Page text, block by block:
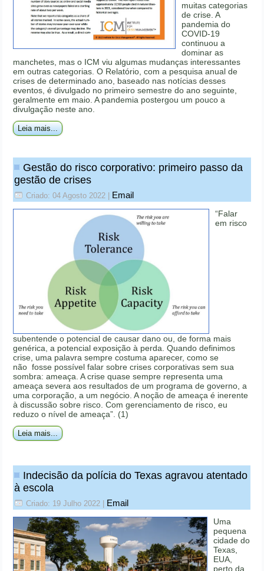
muitas categorias
de crise. A
pandemia do
COVID-19
continuou a
dominar as
manchetes, mas o ICM viu algumas mudanças interessantes
em outras categorias. O Relatório, com a pesquisa anual de
crises de determinado ano, baseado nas notícias desses
eventos, é divulgado no primeiro semestre do ano seguinte,
geralmente em maio. A pandemia postergou um pouco a
divulgação neste ano.
Leia mais...
Gestão do risco corporativo: primeiro passo da
gestão de crises
Criado: 04 Agosto 2022 Email
“Falar
em risco
subentende o potencial de causar dano ou, de forma mais
genérica, a potencial exposição à perda. Quando definimos
crise, uma palavra sempre costuma aparecer, como se
não fosse possível falar sobre crises corporativas sem sua
sombra: ameaça. A crise quase sempre representa uma
ameaça severa aos resultados de um programa de governo, a
uma corporação, a um negócio. A noção de ameaça é inerente
à discussão sobre risco. Com gerenciamento de risco, eu
reduzo o nível de ameaça”. (1)
Leia mais...
Indecisão da polícia do Texas agravou atentado
à escola
Criado: 19 Julho 2022 Email
Uma
pequena
cidade do
Texas,
EUA,
perto da